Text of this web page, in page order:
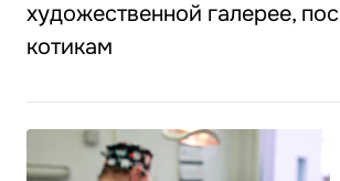
художественной галерее,
котикам